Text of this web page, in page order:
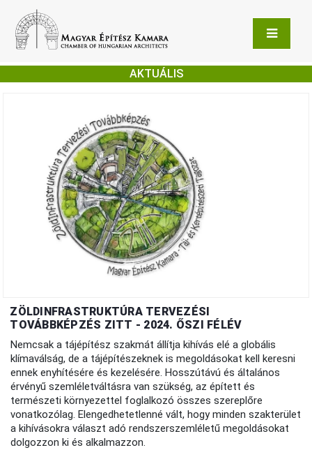
AKTUÁLIS
ZÖLDINFRASTRUKTÚRA TERVEZÉSI
TOVÁBBKÉPZÉS ZITT - 2024. ŐSZI FÉLÉV
Nemcsak a tájépítész szakmát állítja kihívás elé a globális
klímaválság, de a tájépítészeknek is megoldásokat kell keresni
ennek enyhítésére és kezelésére. Hosszútávú és általános
érvényű szemléletváltásra van szükség, az épített és
természeti környezettel foglalkozó összes szereplőre
vonatkozólag. Elengedhetetlenné vált, hogy minden szakterület
a kihívásokra választ adó rendszerszemléletű megoldásokat
dolgozzon ki és alkalmazzon.